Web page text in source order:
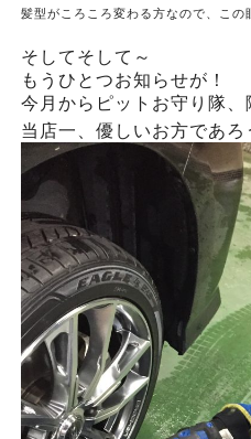
髪型がころころ変わる方なので、この
そしてそして～
もうひとつお知らせが！
今月からピットお守り隊、
当店一、優しいお方であろ